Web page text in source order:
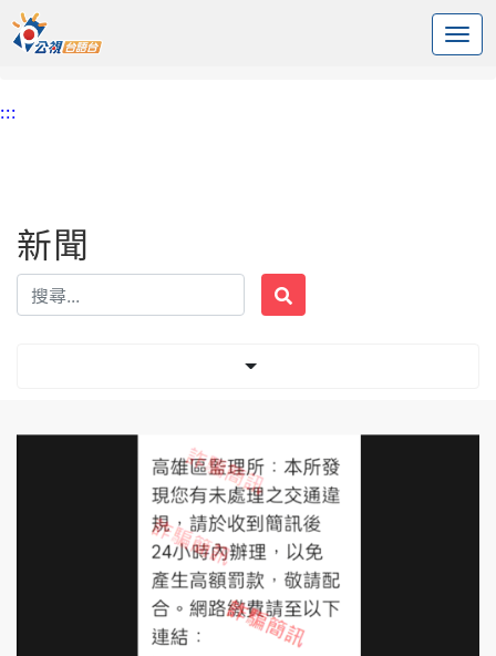
中央內容區塊
頭頁
:::
新聞